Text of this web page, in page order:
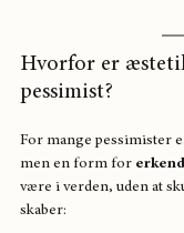
Hvorfor er
pessimist?
For mange pessimister
men en form for
være i verden, uden at
skaber: